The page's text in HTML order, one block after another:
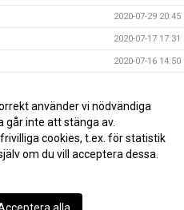
2020-07-29 20:45
2020-07-17 17:31
2020-07-16 14:50
2020-07-01 10:48
2020-07-01 10:36
använder vi nödvändiga
går inte att stänga av.
cookies, t.ex. för statistik
om du vill acceptera dessa.